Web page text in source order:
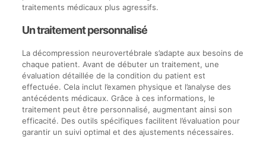
traitements médicaux plus agressifs.
Un traitement personnalisé
La décompression neurovertébrale s’adapte aux besoins de
chaque patient. Avant de débuter un traitement, une
évaluation détaillée de la condition du patient est
effectuée. Cela inclut l’examen physique et l’analyse des
antécédents médicaux. Grâce à ces informations, le
traitement peut être personnalisé, augmentant ainsi son
efficacité. Des outils spécifiques facilitent l’évaluation pour
garantir un suivi optimal et des ajustements nécessaires.